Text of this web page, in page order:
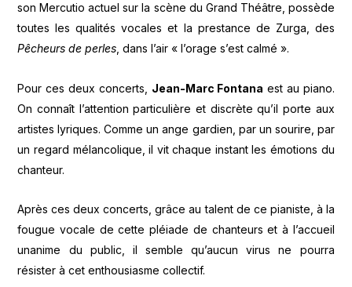
son Mercutio actuel sur la scène du Grand Théâtre, possède
toutes les qualités vocales et la prestance de Zurga, des
Pêcheurs de perles , dans l’air « l’orage s’est calmé ».
Pour ces deux concerts, Jean-Marc Fontana est au piano.
On connaît l’attention particulière et discrète qu’il porte aux
artistes lyriques. Comme un ange gardien, par un sourire, par
un regard mélancolique, il vit chaque instant les émotions du
chanteur.
Après ces deux concerts, grâce au talent de ce pianiste, à la
fougue vocale de cette pléiade de chanteurs et à l’accueil
unanime du public, il semble qu’aucun virus ne pourra
résister à cet enthousiasme collectif.